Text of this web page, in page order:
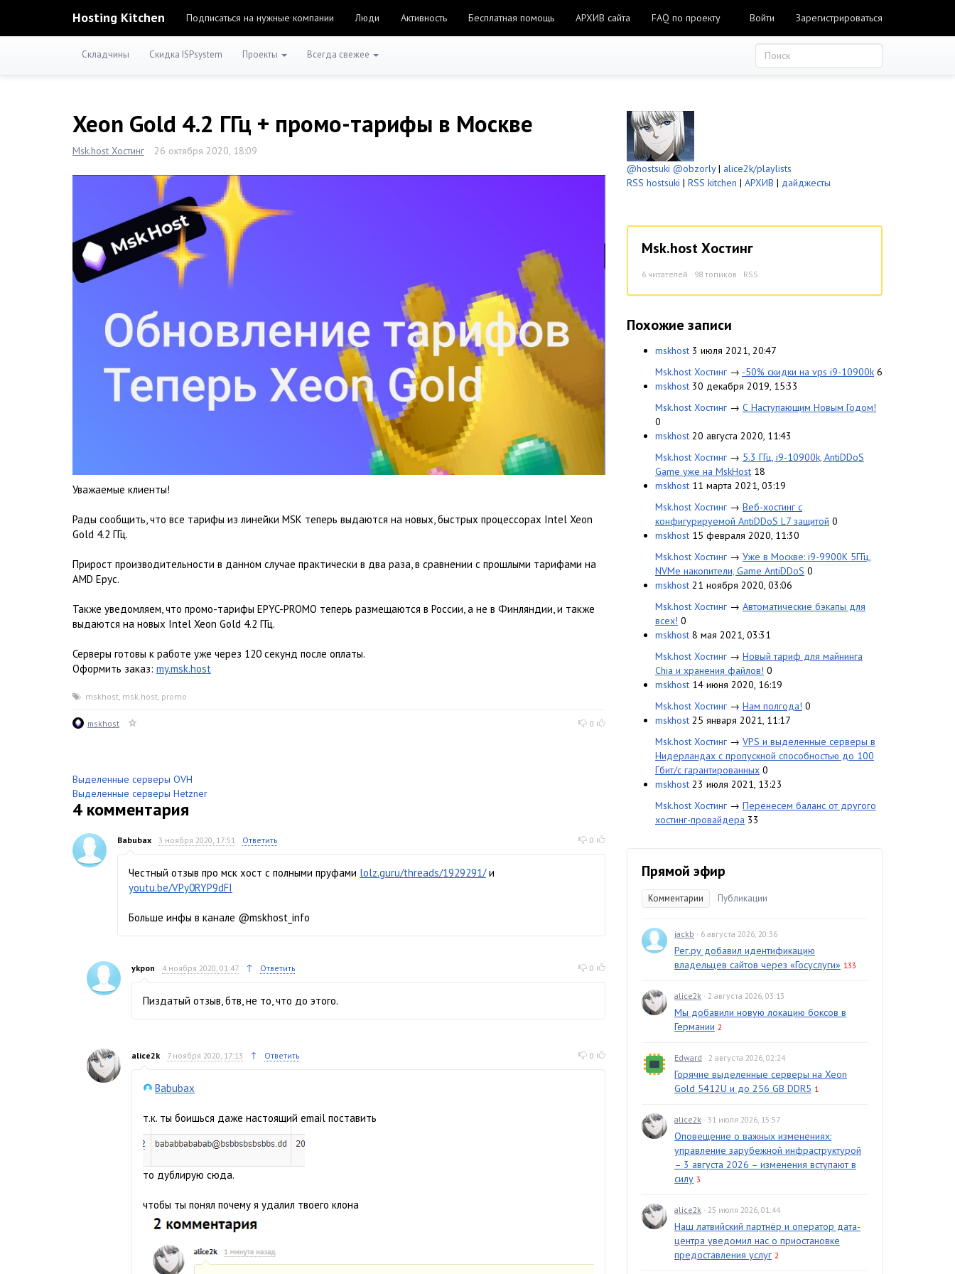
Hosting Kitchen Подписаться на нужные компании Люди Активность Бесплатная помощь АРХИВ сайта FAQ по проекту Войти Зарегистрироваться
Складчины Скидка ISPsystem Проекты Всегда свежее
Xeon Gold 4.2 ГГц + промо-тарифы в Москве
Msk.host Хостинг 26 октября 2020, 18:09
Уважаемые клиенты!
Рады сообщить, что все тарифы из линейки MSK теперь выдаются на новых, быстрых процессорах Intel Xeon
Gold 4.2 ГГц.
Прирост производительности в данном случае практически в два раза, в сравнении с прошлыми тарифами на
AMD Epyc.
Также уведомляем, что промо-тарифы EPYC-PROMO теперь размещаются в России, а не в Финляндии, и также
выдаются на новых Intel Xeon Gold 4.2 ГГц.
Серверы готовы к работе уже через 120 секунд после оплаты.
Оформить заказ: my.msk.host
mskhost msk.host promo
mskhost 0
Выделенные серверы OVH
Выделенные серверы Hetzner
4 комментария
Babubax 3 ноября 2020, 17:51 0
Ответить
Честный отзыв про мск хост с полными пруфами lolz.guru/threads/1929291/и
youtu.be/VPy0RYP9dFI
Больше инфы в канале @mskhost_info
ykpon 4 ноября 2020, 01:47 ↑ 0
Ответить
Пиздатый отзыв, бтв, не то, что до этого.
alice2k 7 ноября 2020, 17:13 ↑ 0
Ответить
Babubax
т.к. ты боишься даже настоящий email поставить
то дублирую сюда.
чтобы ты понял почему я удалил твоего клона
@hostsuki @obzorly| alice2k/playlists
RSS hostsuki | RSS kitchen | АРХИВ | дайджесты
Msk.host Хостинг
6 читателей · 98 топиков · RSS
Похожие записи
mskhost 3 июля 2021, 20:47
Msk.host Хостинг → -50% скидки на vps i9-10900k 6
mskhost 30 декабря 2019, 15:33
Msk.host Хостинг → С Наступающим Новым Годом!
0
mskhost 20 августа 2020, 11:43
Msk.host Хостинг → 5.3 ГГц, i9-10900k, AntiDDoS
Game уже на MskHost 18
mskhost 11 марта 2021, 03:19
Msk.host Хостинг → Веб-хостинг с
конфигурируемой AntiDDoS L7 защитой 0
mskhost 15 февраля 2020, 11:30
Msk.host Хостинг → Уже в Москве: i9-9900K 5ГГц,
NVMe накопители, Game AntiDDoS 0
mskhost 21 ноября 2020, 03:06
Msk.host Хостинг → Автоматические бэкапы для
всех! 0
mskhost 8 мая 2021, 03:31
Msk.host Хостинг → Новый тариф для майнинга
Chia и хранения файлов! 0
mskhost 14 июня 2020, 16:19
Msk.host Хостинг → Нам полгода! 0
mskhost 25 января 2021, 11:17
Msk.host Хостинг → VPS и выделенные серверы в
Нидерландах с пропускной способностью до 100
Гбит/с гарантированных 0
mskhost 23 июля 2021, 13:23
Msk.host Хостинг → Перенесем баланс от другого
хостинг-провайдера 33
Прямой эфир
Комментарии Публикации
jackb · 6 августа 2026, 20:36
Рег.ру добавил идентификацию
владельцев сайтов через «Госуслуги» 133
alice2k · 2 августа 2026, 03:13
Мы добавили новую локацию боксов в
Германии 2
Edward · 2 августа 2026, 02:24
Горячие выделенные серверы на Xeon
Gold 5412U и до 256 GB DDR5 1
alice2k · 31 июля 2026, 15:57
Оповещение о важных изменениях:
управление зарубежной инфраструктурой
– 3 августа 2026 – изменения вступают в
силу 3
alice2k · 25 июля 2026, 01:44
Наш латвийский партнёр и оператор дата-
центра уведомил нас о приостановке
предоставления услуг 2